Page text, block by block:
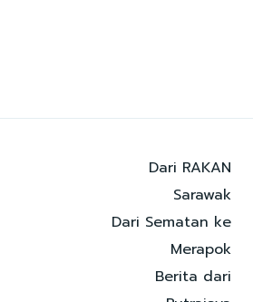
Dari RAKAN
Sarawak
Dari Sematan ke
Merapok
Berita dari